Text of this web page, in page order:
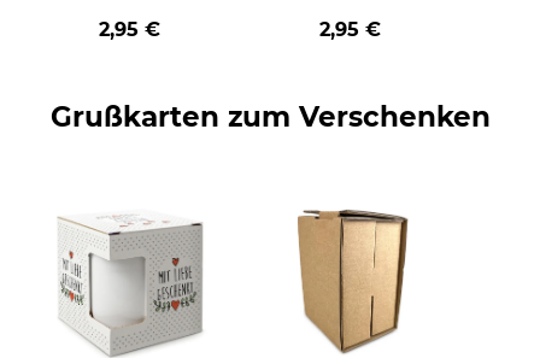
Weihnachten - HO
HO HO - rot
2,95 €
Weihnachten - HO
HO HO - schwarz
2,95 €
Grußkarten zum Verschenken